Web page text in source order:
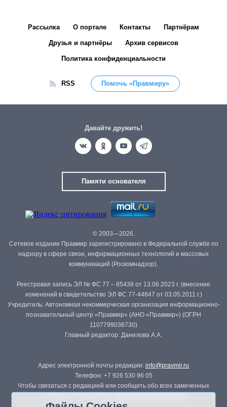
Рассылка О портале Контакты Партнёрам
Друзья и партнёры Архив сервисов
Политика конфиденциальности
RSS Помочь «Правмиру»
Давайте дружить!
Памяти основателя
© 2003—2026.
Сетевое издание Правмир зарегистрировано в Федеральной службе по
надзору в сфере связи, информационных технологий и массовых
коммуникаций (Роскомнадзор).
Реестровая запись ЭЛ № ФС 77 – 85438 от 13.06.2023 г. (внесение
изменений в свидетельство ЭЛ ФС 77-44847 от 03.05.2011 г.)
Учредитель: Автономная некоммерческая организация информационно-
познавательный центр «Правмир» (АНО «Правмир») (ОГРН
1107799036730)
Главный редактор: Данилова А.А.
Адрес электронной почты редакции: info@pravmir.ru
Телефон: +7 926 530 96 05
Чтобы связаться с редакцией или сообщить обо всех замеченных